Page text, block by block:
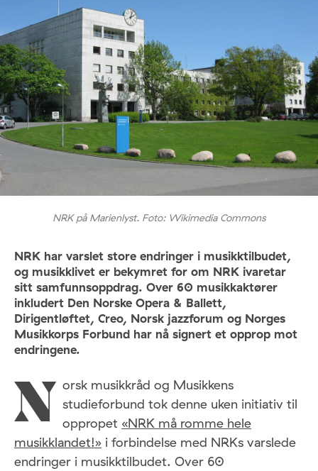
NRK på Marienlyst. Foto: Wikimedia Commons
NRK har varslet store endringer i musikktilbudet,
og musikklivet er bekymret for om NRK ivaretar
sitt samfunnsoppdrag. Over 60 musikkaktører
inkludert Den Norske Opera & Ballett,
Dirigentløftet, Creo, Norsk jazzforum og Norges
Musikkorps Forbund har nå signert et opprop mot
endringene.
N
orsk musikkråd og Musikkens
studieforbund tok denne uken initiativ til
oppropet «NRK må romme hele
musikklandet!» i forbindelse med NRKs varslede
endringer i musikktilbudet. Over 60